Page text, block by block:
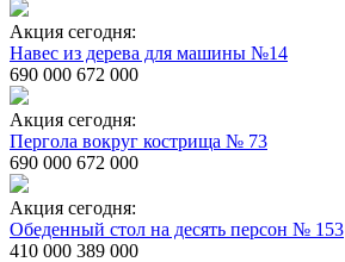
Акция сегодня:
Навес из дерева для машины №14
690 000 672 000
Акция сегодня:
Пергола вокруг кострища № 73
690 000 672 000
Акция сегодня:
Обеденный стол на десять персон № 153
410 000 389 000